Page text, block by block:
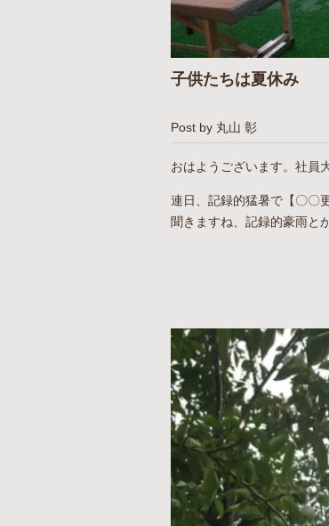
子供たちは夏休み
Post by 丸山 彰
おはようございます。社員
連日、記録的猛暑で【〇〇
聞きますね、記録的豪雨と